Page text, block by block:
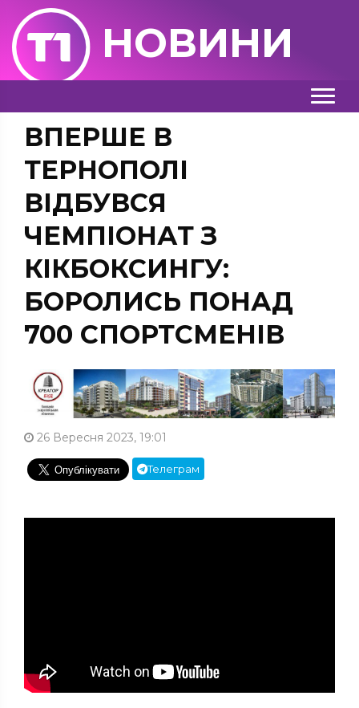
НОВИНИ
ВПЕРШЕ В
ТЕРНОПОЛІ
ВІДБУВСЯ
ЧЕМПІОНАТ З
КІКБОКСИНГУ:
БОРОЛИСЬ ПОНАД
700 СПОРТСМЕНІВ
26 Вересня 2023, 19:01
Телеграм